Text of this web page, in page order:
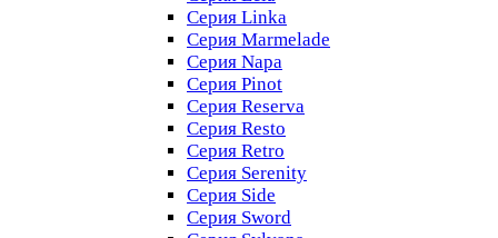
Серия Linka
Серия Marmelade
Серия Napa
Серия Pinot
Серия Reserva
Серия Resto
Серия Retro
Серия Serenity
Серия Side
Серия Sword